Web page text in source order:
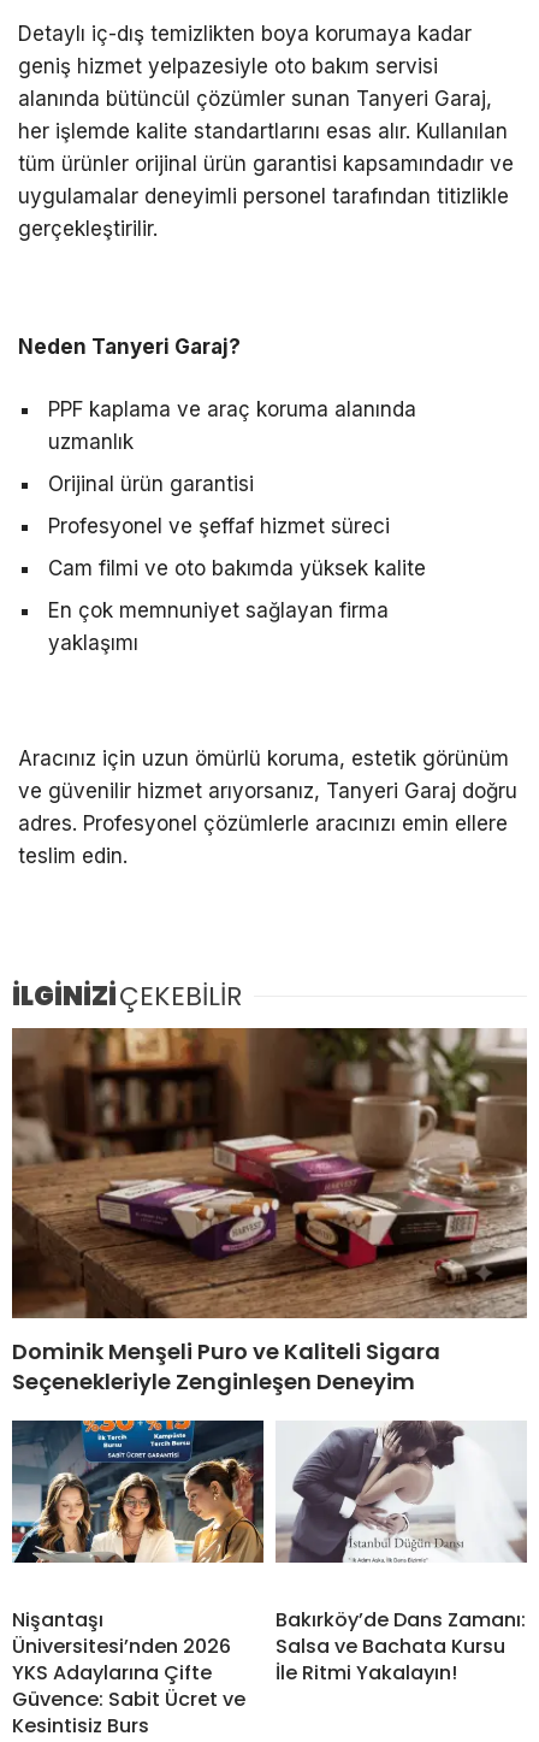
Detaylı iç-dış temizlikten boya korumaya kadar
geniş hizmet yelpazesiyle oto bakım servisi
alanında bütüncül çözümler sunan Tanyeri Garaj,
her işlemde kalite standartlarını esas alır. Kullanılan
tüm ürünler orijinal ürün garantisi kapsamındadır ve
uygulamalar deneyimli personel tarafından titizlikle
gerçekleştirilir.
Neden Tanyeri Garaj?
PPF kaplama ve araç koruma alanında
uzmanlık
Orijinal ürün garantisi
Profesyonel ve şeffaf hizmet süreci
Cam filmi ve oto bakımda yüksek kalite
En çok memnuniyet sağlayan firma
yaklaşımı
Aracınız için uzun ömürlü koruma, estetik görünüm
ve güvenilir hizmet arıyorsanız, Tanyeri Garaj doğru
adres. Profesyonel çözümlerle aracınızı emin ellere
teslim edin.
İLGİNİZİÇEKEBİLİR
Dominik Menşeli Puro ve Kaliteli Sigara
Seçenekleriyle Zenginleşen Deneyim
Nişantaşı
Üniversitesi’nden 2026
YKS Adaylarına Çifte
Güvence: Sabit Ücret ve
Kesintisiz Burs
Bakırköy’de Dans Zamanı:
Salsa ve Bachata Kursu
İle Ritmi Yakalayın!